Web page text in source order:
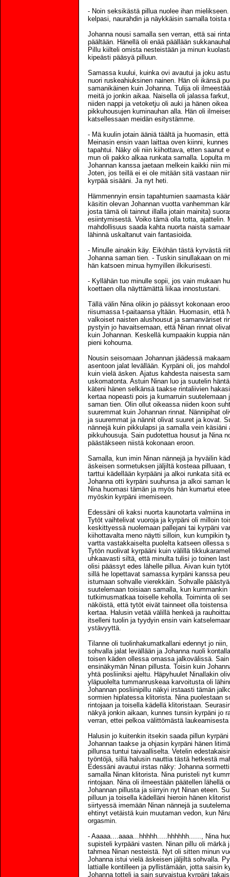
- Noin seksikästä pillua nuolee ihan
kelpasi, naurahdin ja näykkäisin samalla toista
Johanna nousi samalla sen verran, että sai
päältään. Hänellä oli enää päällään
Pillu kiilteli omista nesteistään ja minun
kipeästi pääsyä pilluun.
Samassa kuului, kuinka ovi avautui ja joku
nuori ruskeahiuksinen nainen. Hän oli ikänsä
samanikäinen kuin Johanna. Tulija oli
meitä jo jonkin aikaa. Naisella oli jalassa
niiden nappi ja vetoketju oli auki ja hänen
pikkuhousujen kuminauhan alla. Hän oli
katsellessaan meidän esitystämme.
- Mä kuulin jotain ääniä täältä ja huomasin,
Meinasin ensin vaan laittaa oven kiinni,
tapahtui. Näky oli niin kiihottava, etten saanut
mun oli pakko alkaa runkata samalla. Lopulta
Johannan kanssa jaetaan melkein kaikki niin
Joten, jos teillä ei ei ole mitään sitä vastaan
kyrpää sisääni. Ja nyt heti.
Hämmennyin ensin tapahtumien saamasta
käsitin olevan Johannan vuotta vanhemman
josta tämä oli tainnut illalla jotain mainita)
esiintymisestä. Voiko tämä olla totta, ajattelin.
mahdollisuus saada kahta nuorta naista
lähinnä uskaltanut vain fantasioida.
- Minulle ainakin käy. Eiköhän tästä kyrvästä
Johanna saman tien. - Tuskin sinullakaan on
hän katsoen minua hymyillen ilkikurisesti.
- Kyllähän tuo minulle sopii, jos vain mukaan
koettaen olla näyttämättä liikaa innostustani.
Tällä välin Nina olikin jo päässyt kokonaan
riisumassa t-paitaansa yltään. Huomasin, että
valkoiset naisten alushousut ja samanväriset
pystyin jo havaitsemaan, että Ninan rinnat
kuin Johannan. Keskellä kumpaakin kuppia
pieni kohouma.
Nousin seisomaan Johannan jäädessä
asentoon jalat levällään. Kyrpäni oli, jos
kuin vielä äsken. Ajatus kahdesta naisesta
uskomatonta. Astuin Ninan luo ja suutelin
käteni hänen selkänsä taakse rintaliivien
kertaa nopeasti pois ja kumarruin suutelemaan
saman tien. Olin ollut oikeassa niiden koon
suuremmat kuin Johannan rinnat. Nännipihat
ja suuremmat ja nännit olivat suuret ja kovat.
nännejä kuin pikkulapsi ja samalla vein käsiäni
pikkuhousuja. Sain pudotettua housut ja Nina
päästäkseen niistä kokonaan eroon.
Samalla, kun imin Ninan nännejä ja hyväilin
äskeisen sormetuksen jäljiltä kosteaa pilluaan,
tarttui kädellään kyrpääni ja alkoi runkata sitä
Johanna otti kyrpäni suuhunsa ja alkoi saman
Nina huomasi tämän ja myös hän kumartui
myöskin kyrpäni imemiseen.
Edessäni oli kaksi nuorta kaunotarta valmiina
Tytöt vaihtelivat vuoroja ja kyrpäni oli milloin
keskittyessä nuolemaan pallejani tai kyrpäni
kiihottavalta meno näytti silloin, kun kumpikin
vartta vastakkaiselta puolelta katseen ollessa
Tytön nuolivat kyrpääni kuin välillä
uhkaavasti siltä, että minulta tulisi jo toinen
olisi päässyt edes lähelle pillua. Aivan kuin
sillä he lopettavat samassa kyrpäni kanssa
istumaan sohvalle vierekkäin. Sohvalle
suutelemaan toisiaan samalla, kun kummankin
tutkimusmatkaa toiselle keholla. Toiminta oli
näköistä, että tytöt eivät tainneet olla
kertaa. Halusin vetää välillä henkeä ja
itselleni tuolin ja tyydyin ensin vain
ystävyyttä.
Tilanne oli tuolinhakumatkallani edennyt jo
sohvalla jalat levällään ja Johanna nuoli
toisen käden ollessa omassa jalkovälissä.
ensinäkymän Ninan pillusta. Toisin kuin
yhtä posliiniksi ajeltu. Häpyhuulet Ninallakin
yläpuolelta tummanruskeaa karvoitusta oli
Johannan posliinipillu näkyi irstaasti tämän
sormien hiplatessa klitorista. Nina puolestaan
rintojaan ja toisella kädellä klitoristaan.
näkyä jonkin aikaan, kunnes tunsin kyrpäni jo
verran, ettei pelkoa välittömästä
Halusin jo kuitenkin itsekin saada pillun
Johannan taakse ja ohjasin kyrpäni hänen
pillunsa tuntui taivaalliselta. Vetelin
työntöjä, sillä halusin nauttia tästä hetkestä
Edessäni avautui irstas näky: Johanna
samalla Ninan klitorista. Nina puristeli nyt
rintojaan. Nina oli ilmeestään päätellen lähellä
Johannan pillusta ja siirryin nyt Ninan eteen.
pilluun ja toisella kädelläni hieroin hänen
siirtyessä imemään Ninan nännejä ja
ehtinyt vetäistä kuin muutaman vedon, kun
orgasmin.
- Aaaaa....aaaa...hhhhh.....hhhhhh......, Nina
supisteli kyrpääni vasten. Ninan pillu oli märkä
tahmea Ninan nesteistä. Nyt oli sitten minun
Johanna istui vielä äskeisen jäljiltä sohvalla.
lattialle kontilleen ja pyllistämään, jotta saisin
Johanna totteli ja sain survaistua kyrpäni